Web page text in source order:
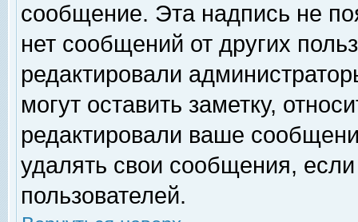
сообщение. Эта надпись не
нет сообщений от других
редактировали
могут оставить заметку,
редактировали ваше
удалять свои сообщения,
пользователей.